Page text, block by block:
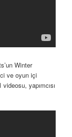
Winter
ve oyun içi
videosu, yapımcısı